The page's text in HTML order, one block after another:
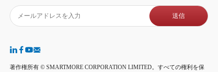
著作権所有 © SMARTMORE CORPORATION LIMITED。すべての権利を保